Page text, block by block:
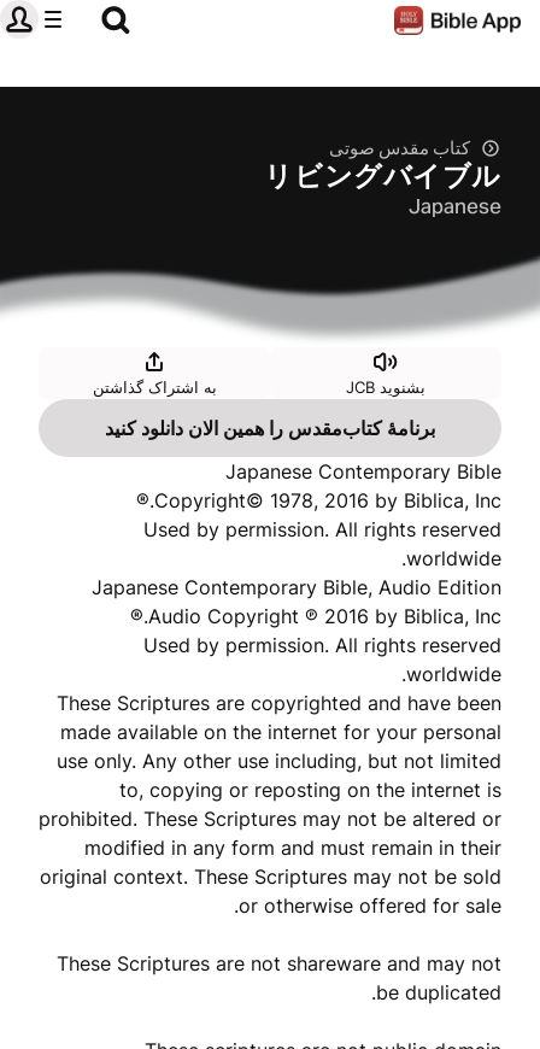
کتاب‌ مقدس صوتی
リビングバイブル
Japanese
بشنويد JCB به اشتراک گذاشتن
برنامهٔ کتاب‌مقدس را همین الان دانلود کنید
Japanese Contemporary Bible
Copyright© 1978, 2016 by Biblica, Inc.®
Used by permission. All rights reserved
worldwide.
Japanese Contemporary Bible, Audio Edition
Audio Copyright ℗ 2016 by Biblica, Inc.®
Used by permission. All rights reserved
worldwide.
These Scriptures are copyrighted and have been
made available on the internet for your personal
use only. Any other use including, but not limited
to, copying or reposting on the internet is
prohibited. These Scriptures may not be altered or
modified in any form and must remain in their
original context. These Scriptures may not be sold
or otherwise offered for sale.
These Scriptures are not shareware and may not
be duplicated.